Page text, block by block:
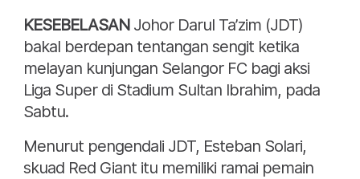
KESEBELASANJohor Darul Ta’zim (JDT)
bakal berdepan tentangan sengit ketika
melayan kunjungan Selangor FC bagi aksi
Liga Super di Stadium Sultan Ibrahim, pada
Sabtu.
Menurut pengendali JDT, Esteban Solari,
skuad Red Giant itu memiliki ramai pemain